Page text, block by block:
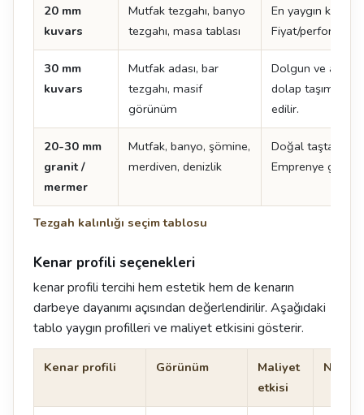
Tezgah kalınlığı seçim tablosu
20 mm
kuvars
Mutfak tezgahı, banyo
tezgahı, masa tablası
En yaygın kuvars
Fiyat/
30 mm
kuvars
Mutfak adası, bar
tezgahı, masif
görünüm
Dolgun ve ağır
dolap taşıma
edilir.
20-30 mm
granit /
mermer
Mutfak, banyo, şömine,
merdiven, denizlik
Doğal taşta
Emprenye
Kenar profili seçenekleri
kenar profili tercihi hem estetik hem de kenarın
darbeye dayanımı açısından değerlendirilir. Aşağıdaki
tablo yaygın profilleri ve maliyet etkisini gösterir.
Kenar profili Görünüm
Maliyet
etkisi
Not